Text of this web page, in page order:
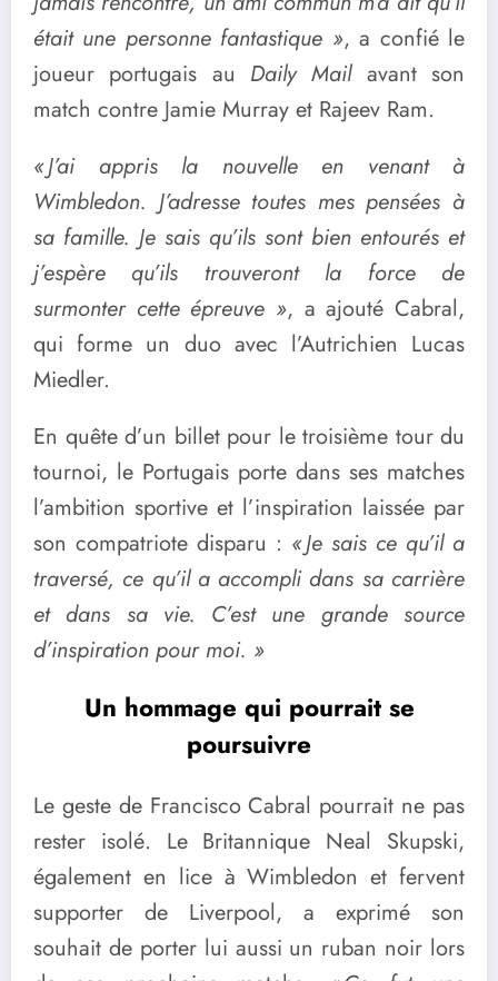
était une personne fantastique », a confié le
joueur portugais au Daily Mailavant son
match contre Jamie Murray et Rajeev Ram.
« J’ai appris la nouvelle en venant à
Wimbledon. J’adresse toutes mes pensées à
sa famille. Je sais qu’ils sont bien entourés et
j’espère qu’ils trouveront la force de
surmonter cette épreuve », a ajouté Cabral,
qui forme un duo avec l’Autrichien Lucas
Miedler.
En quête d’un billet pour le troisième tour du
tournoi, le Portugais porte dans ses matches
l’ambition sportive et l’inspiration laissée par
son compatriote disparu : « Je sais ce qu’il a
traversé, ce qu’il a accompli dans sa carrière
et dans sa vie. C’est une grande source
d’inspiration pour moi. »
Un hommage qui pourrait se
poursuivre
Le geste de Francisco Cabral pourrait ne pas
rester isolé. Le Britannique Neal Skupski,
également en lice à Wimbledon et fervent
supporter de Liverpool, a exprimé son
souhait de porter lui aussi un ruban noir lors